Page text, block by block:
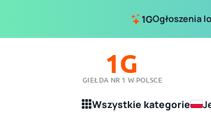
1GOgłoszenia
1G
GIEŁDA NR 1 W POLSCE
Wszystkie kategorie